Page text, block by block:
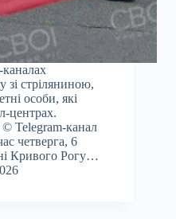
зі стріляниною,
особи, які
центрах.
Telegram-канал
четверга, 6
Кривого Рогу…